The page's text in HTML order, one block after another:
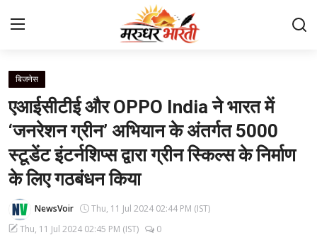
Home
संपर्क करें
हमारे बारे में
राजस्थान
बिजनेस
एआईसीटीई और OPPO India ने भारत में
‘जनरेशन ग्रीन’ अभियान के अंतर्गत 5000
स्टूडेंट इंटर्नशिप्स द्वारा ग्रीन स्किल्स के निर्माण
के लिए गठबंधन किया
NewsVoir
Thu, 11 Jul 2024 02:44 PM (IST)
Thu, 11 Jul 2024 02:45 PM (IST)
0